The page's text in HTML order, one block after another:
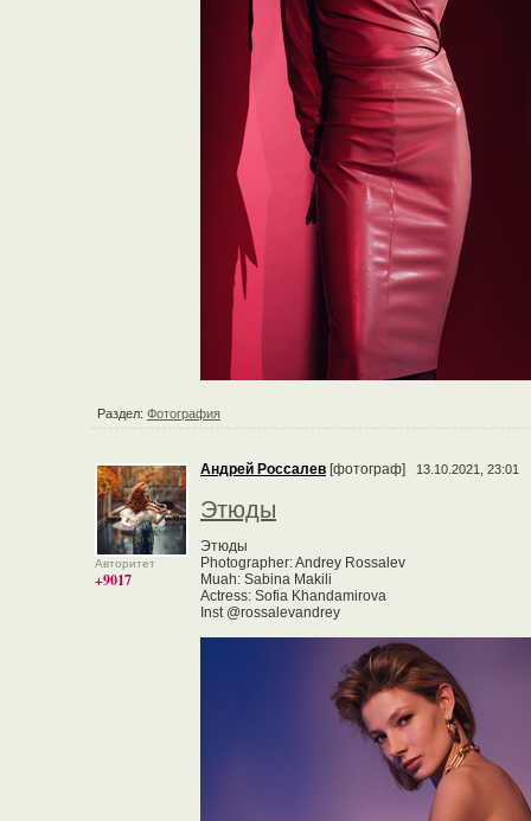
Раздел: Фотография
Авторитет
+9017
Андрей Россалев [фотограф] 13.10.2021, 23:01
Этюды
Этюды
Photographer: Andrey Rossalev
Muah: Sabina Makili
Actress: Sofia Khandamirova
Inst @rossalevandrey